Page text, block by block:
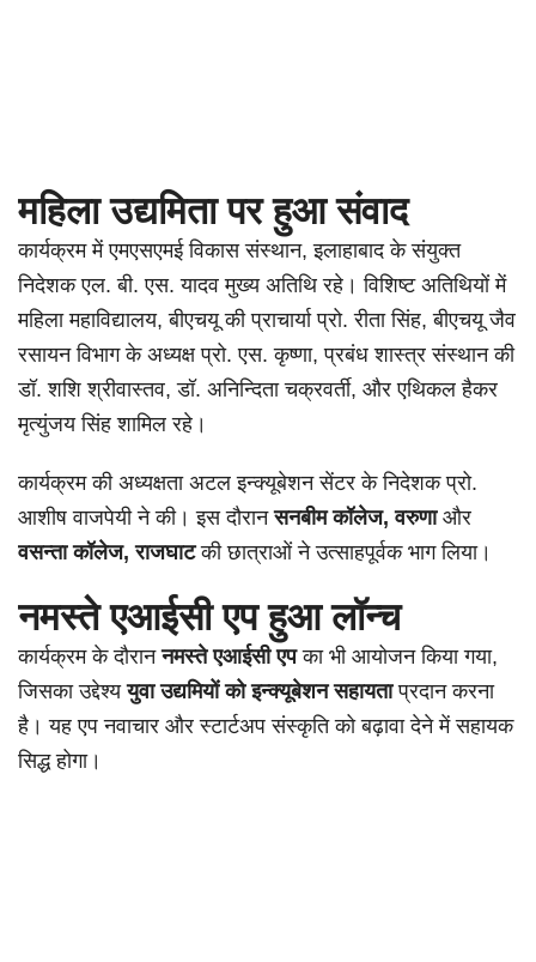
महिला उद्यमिता पर हुआ संवाद
कार्यक्रम में एमएसएमई विकास संस्थान, इलाहाबाद के संयुक्त
निदेशक एल. बी. एस. यादव मुख्य अतिथि रहे। विशिष्ट अतिथियों में
महिला महाविद्यालय, बीएचयू की प्राचार्या प्रो. रीता सिंह, बीएचयू जैव
रसायन विभाग के अध्यक्ष प्रो. एस. कृष्णा, प्रबंध शास्त्र संस्थान की
डॉ. शशि श्रीवास्तव, डॉ. अनिन्दिता चक्रवर्ती, और एथिकल हैकर
मृत्युंजय सिंह शामिल रहे।
कार्यक्रम की अध्यक्षता अटल इन्क्यूबेशन सेंटर के निदेशक प्रो.
आशीष वाजपेयी ने की। इस दौरानसनबीम कॉलेज, वरुणाऔर
वसन्ता कॉलेज, राजघाटकी छात्राओं ने उत्साहपूर्वक भाग लिया।
नमस्ते एआईसी एप हुआ लॉन्च
कार्यक्रम के दौराननमस्ते एआईसी एपका भी आयोजन किया गया,
जिसका उद्देश्ययुवा उद्यमियों को इन्क्यूबेशन सहायताप्रदान करना
है। यह एप नवाचार और स्टार्टअप संस्कृति को बढ़ावा देने में सहायक
सिद्ध होगा।